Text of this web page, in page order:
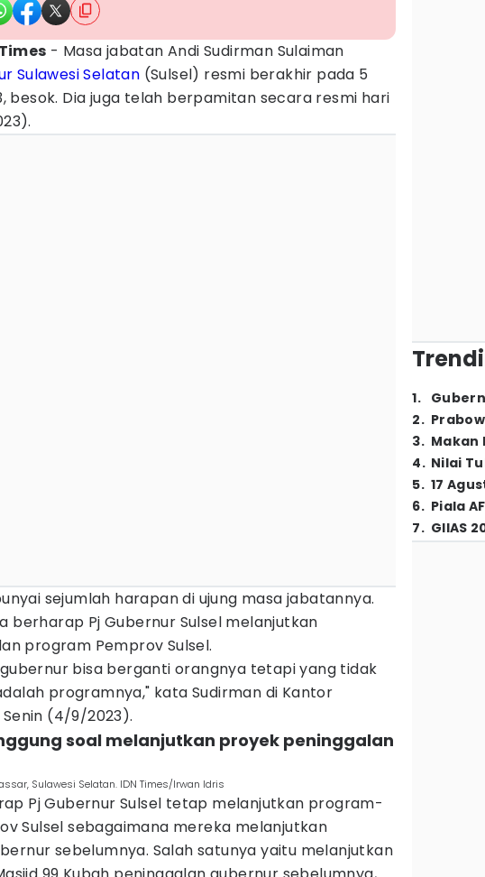
- Masa jabatan Andi Sudirman Sulaiman
Sulawesi Selatan (Sulsel) resmi berakhir pada 5
besok. Dia juga telah berpamitan secara resmi hari
sejumlah harapan di ujung masa jabatannya.
berharap Pj Gubernur Sulsel melanjutkan
program Pemprov Sulsel.
bisa berganti orangnya tetapi yang tidak
programnya," kata Sudirman di Kantor
Senin (4/9/2023).
soal melanjutkan proyek peninggalan
Sulawesi Selatan. IDN Times/Irwan Idris
Pj Gubernur Sulsel tetap melanjutkan program-
Sulsel sebagaimana mereka melanjutkan
sebelumnya. Salah satunya yaitu melanjutkan
1.
2.
3. Makan
4. Nilai
5. 17
6. Piala
7. GIIAS